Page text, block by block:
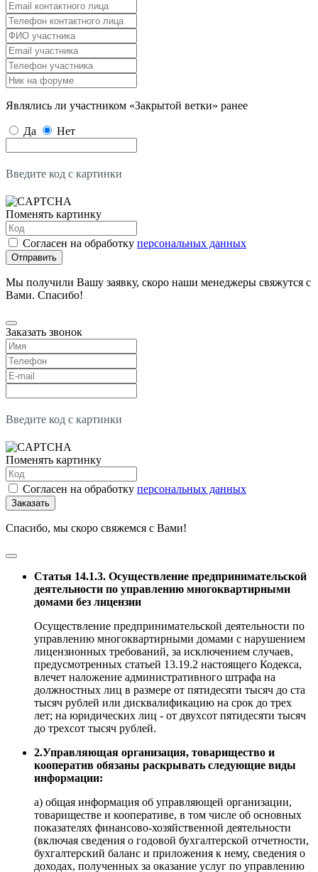
Являлись ли участником «Закрытой ветки» ранее
Да Нет
Введите код с картинки
Поменять картинку
Согласен на обработку персональных данных
Отправить
Мы получили Вашу заявку, скоро наши менеджеры свяжутся с
Вами. Спасибо!
Заказать звонок
Введите код с картинки
Поменять картинку
Согласен на обработку персональных данных
Заказать
Спасибо, мы скоро свяжемся с Вами!
Статья 14.1.3. Осуществление предпринимательской
деятельности по управлению многоквартирными
домами без лицензии
Осуществление предпринимательской деятельности по
управлению многоквартирными домами с нарушением
лицензионных требований, за исключением случаев,
предусмотренных статьей 13.19.2 настоящего Кодекса,
влечет наложение административного штрафа на
должностных лиц в размере от пятидесяти тысяч до ста
тысяч рублей или дисквалификацию на срок до трех
лет; на юридических лиц - от двухсот пятидесяти тысяч
до трехсот тысяч рублей.
2.Управляющая организация, товарищество и
кооператив обязаны раскрывать следующие виды
информации:
а) общая информация об управляющей организации,
товариществе и кооперативе, в том числе об основных
показателях финансово-хозяйственной деятельности
(включая сведения о годовой бухгалтерской отчетности,
бухгалтерский баланс и приложения к нему, сведения о
доходах, полученных за оказание услуг по управлению